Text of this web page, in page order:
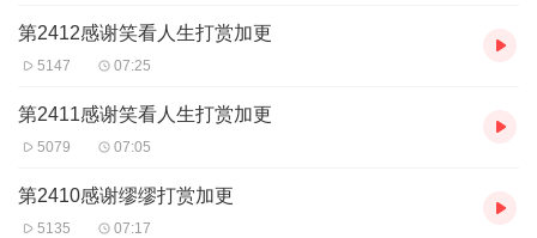
第2412感谢笑看人生打赏加更
5147 07:25
第2411感谢笑看人生打赏加更
5079 07:05
第2410感谢缪缪打赏加更
5135 07:17